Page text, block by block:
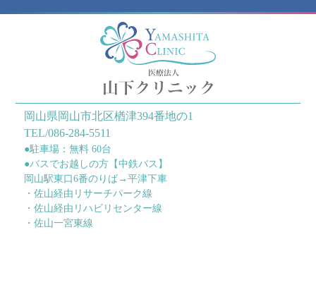
岡山県岡山市北区楢津394番地の1
TEL/086-284-5511
●駐車場：無料 60台
●バスでお越しの方【中鉄バス】
岡山駅東口6番のりば→平津下車
・佐山経由リサーチパーク線
・佐山経由リハビリセンター線
・佐山一宮東線